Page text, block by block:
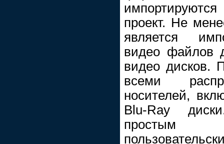
проект. Не
является
видео файлов
видео дисков.
всеми
носителей,
Blu-Ray
простым